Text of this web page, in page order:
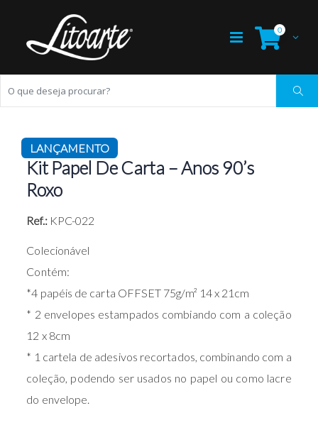
0
LANÇAMENTO
Kit Papel De Carta – Anos 90’s
Roxo
Ref.: KPC-022
Colecionável
Contém:
*4 papéis de carta OFFSET 75g/m² 14 x 21cm
* 2 envelopes estampados combiando com a coleção
12 x 8cm
* 1 cartela de adesivos recortados, combinando com a
coleção, podendo ser usados no papel ou como lacre
do envelope.